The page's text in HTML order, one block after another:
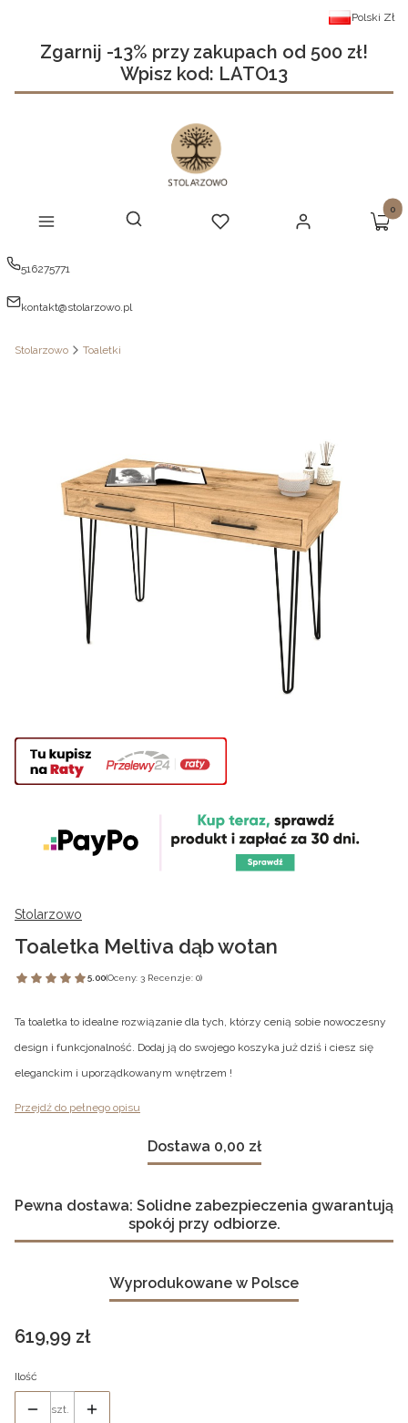
Polski Zł
Zgarnij -13% przy zakupach od 500 zł!
Wpisz kod: LATO13
Menu Otwórz wyszukiwarkę
Szukaj Ulubione Zaloguj się
516275771
kontakt@stolarzowo.pl
Stolarzowo Toaletki
Stolarzowo
Toaletka Meltiva dąb wotan
5.00(Oceny: 3 Recenzje: 0)
Ta toaletka to idealne rozwiązanie dla tych, którzy cenią sobie nowoczesny
design i funkcjonalność. Dodaj ją do swojego koszyka już dziś i ciesz się
eleganckim i uporządkowanym wnętrzem !
Przejdź do pełnego opisu
Dostawa 0,00 zł
Pewna dostawa: Solidne zabezpieczenia gwarantują
spokój przy odbiorze.
Wyprodukowane w Polsce
Cena
619,99 zł
Ilość
szt.